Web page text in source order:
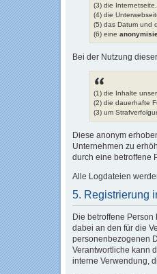
(3) die
(4) die
(5) das Datum und
(6) eine
Bei der Nutzung
(1) die Inhalte
(2) die dauerhafte
(3) um
Diese anonym
Unternehmen zu
durch eine betroffene
Alle Logdateien
5. Registrierung
Die betroffene
dabei an den für die
personenbezogenen
Verantwortliche kann
interne Verwendung,